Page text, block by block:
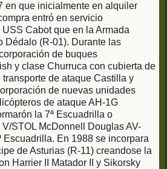
en que inicialmente en alquiler
entró en servicio
Cabot que en la Armada
Dédalo (R-01). Durante las
de buques
y clase Churruca con cubierta de
de ataque Castilla y
de nuevas unidades
de ataque AH-1G
la 7ª Escuadrilla o
STOL McDonnell Douglas AV-
Escuadrilla. En 1988 se incorpara
de Asturias (R-11) creandose la
Harrier II Matador II y Sikorsky